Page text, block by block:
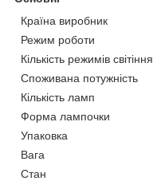
Країна виробник
Режим роботи
Кількість режимів світіння
Споживана потужність
Кількість ламп
Форма лампочки
Упаковка
Вага
Стан